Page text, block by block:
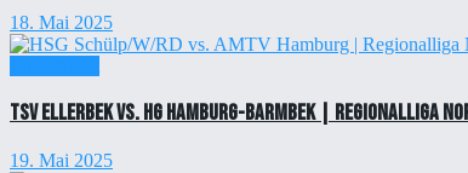
18. Mai 2025
TSV Ellerbek vs. HG Hamburg-Barmbek | Regionalliga
19. Mai 2025